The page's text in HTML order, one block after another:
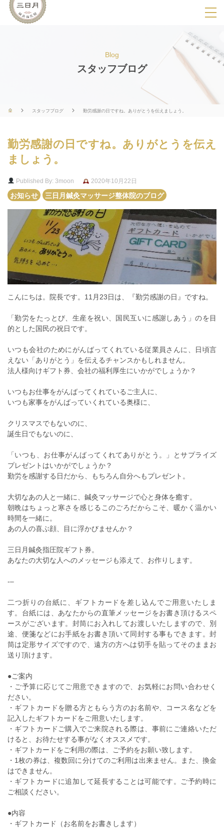
SPメニ
ー
展
用
ボ
Blog
スタッフブログ
スタッフブログ 勤労感謝の日ですね。ありがとうを伝えましょう。
勤労感謝の日ですね。ありがとうを伝え
ましょう。
Published By: 3moon
2020年10月22日
お知らせ
三日月鍼灸マッサージ整体院のブログ
こんにちは。院長です。11月23日は、『勤労感謝の日』ですね。
「勤労をたっとび、生産を祝い、国民互いに感謝しあう」のを目
的とした国民の祝日です。
いつも会社のためにがんばってくれている従業員さんに、日頃言
えない「ありがとう」を伝えるチャンスかもしれません。
法人様向けギフト券、会社の福利厚生にいかがでしょうか？
いつもお仕事をがんばってくれているご主人に、
いつも家事をがんばっていくれている奥様に、
クリスマスでもないのに、
誕生日でもないのに、
「いつも、お仕事がんばってくれてありがとう。」とサプライズ
プレゼントはいかがでしょうか？
勤労を感謝する日だから、もちろん自分へもプレゼント。
大切なあの人と一緒に、鍼灸マッサージで心と身体を癒す。
朝晩はちょっと寒さを感じるこのごろだからこそ、暖かく温かい
時間を一緒に。
あの人の喜ぶ顔、目に浮かびませんか？
三日月鍼灸指圧院ギフト券。
あなたの大切な人へのメッセージも添えて、お作りします。
‐–
二つ折りの台紙に、ギフトカードを差し込んでご用意いたしま
す。台紙には、あなたからの直筆メッセージをお書き頂けるスペ
ースがございます。封筒にお入れしてお渡しいたしますので、別
途、便箋などにお手紙をお書き頂いて同封する事もできます。封
筒は定形サイズですので、遠方の方へは切手を貼ってそのままお
送り頂けます。
●ご案内
・ご予算に応じてご用意できますので、お気軽にお問い合わせく
ださい。
・ギフトカードを贈る方ともらう方のお名前や、コース名などを
記入したギフトカードをご用意いたします。
・ギフトカードご購入でご来院される際は、事前にご連絡いただ
けると、お待たせする事がなくオススメです。
・ギフトカードをご利用の際は、ご予約をお願い致します。
・1枚の券は、複数回に分けてのご利用は出来ません。また、換金
はできません。
・ギフトカードに追加して延長することは可能です。ご予約時に
ご相談ください。
●内容
・ギフトカード（お名前をお書きします）